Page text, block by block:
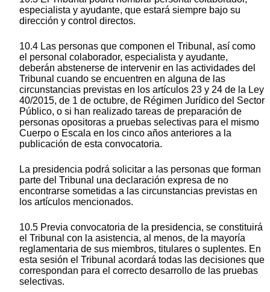
especialista y ayudante, que estará siempre bajo su
dirección y control directos.
10.4 Las personas que componen el Tribunal, así como
el personal colaborador, especialista y ayudante,
deberán abstenerse de intervenir en las actividades del
Tribunal cuando se encuentren en alguna de las
circunstancias previstas en los artículos 23 y 24 de la Ley
40/2015, de 1 de octubre, de Régimen Jurídico del Sector
Público, o si han realizado tareas de preparación de
personas opositoras a pruebas selectivas para el mismo
Cuerpo o Escala en los cinco años anteriores a la
publicación de esta convocatoria.
La presidencia podrá solicitar a las personas que forman
parte del Tribunal una declaración expresa de no
encontrarse sometidas a las circunstancias previstas en
los artículos mencionados.
10.5 Previa convocatoria de la presidencia, se constituirá
el Tribunal con la asistencia, al menos, de la mayoría
reglamentaria de sus miembros, titulares o suplentes. En
esta sesión el Tribunal acordará todas las decisiones que
correspondan para el correcto desarrollo de las pruebas
selectivas.